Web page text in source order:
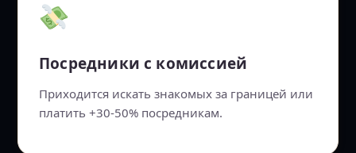
Посредники с комиссией
Приходится искать знакомых за границей или
платить +30-50% посредникам.